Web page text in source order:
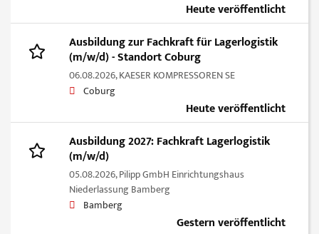
Heute veröffentlicht
Ausbildung zur Fachkraft für Lagerlogistik
(m/w/d) - Standort Coburg
06.08.2026,KAESER KOMPRESSOREN SE
Coburg
Heute veröffentlicht
Ausbildung 2027: Fachkraft Lagerlogistik
(m/w/d)
05.08.2026,Pilipp GmbH Einrichtungshaus
Niederlassung Bamberg
Bamberg
Gestern veröffentlicht